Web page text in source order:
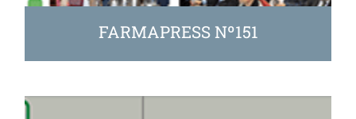
FARMAPRESS Nº151